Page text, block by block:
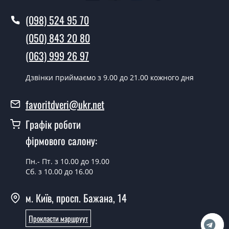
дверей ТМ Фаворит?
Так робимо. Монтаж міжкімнатних дверей ТМ Фаворит
проводиться згідно з чергою, у всі дні крім неділі.
Скільки коштує встановлення дверей
Verona-12 White?
Вартість встановлення дверей Verona-12 White - от
Можна на сьогодні викликати
замірника?
Так можна.
двері фаворит?
Так, ми маємо великий асортимент готових
(098) 524 95 70
(050) 843 20 80
(063) 999 26 97
Дзвінки приймаємо з 9.00 до 21.00 кожного дня
favoritdveri@ukr.net
Графік роботи
фірмового салону:
Пн.- Пт. з 10.00 до 19.00
Сб. з 10.00 до 16.00
м. Київ, просп. Бажана, 14
Прокласти маршруут